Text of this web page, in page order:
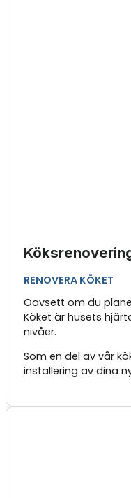
RENOVERA KÖKET
Oavsett om du
Köket är husets
nivåer.
Som en del av vår
installering av dina